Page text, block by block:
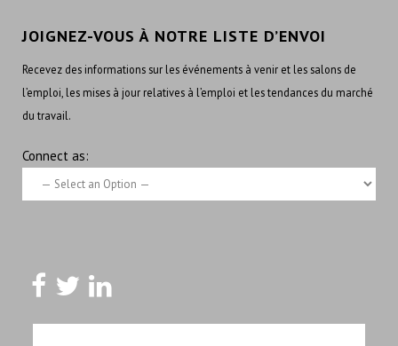
JOIGNEZ-VOUS À NOTRE LISTE D’ENVOI
Recevez des informations sur les événements à venir et les salons de
l’emploi, les mises à jour relatives à l’emploi et les tendances du marché
du travail.
Connect as: